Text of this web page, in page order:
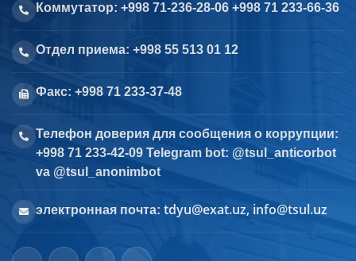
Коммутатор: +998 71-236-28-06 +998 71 233-66-36
Отдел приема: +998 55 513 01 12
Факс: +998 71 233-37-48
Телефон доверия для сообщения о коррупции:
+998 71 233-42-09 Telegram bot: @tsul_anticorbot
va @tsul_anonimbot
электронная почта: tdyu@exat.uz, info@tsul.uz